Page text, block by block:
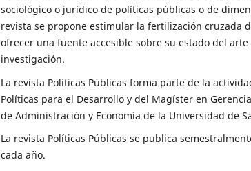
sociológico o jurídico de políticas públicas o de
revista se propone estimular la fertilización cruzada
ofrecer una fuente accesible sobre su estado del
investigación.
La revista Políticas Públicas forma parte de la
Políticas para el Desarrollo y del Magíster en
de Administración y Economía de la Universidad de
La revista Políticas Públicas se publica
cada año.